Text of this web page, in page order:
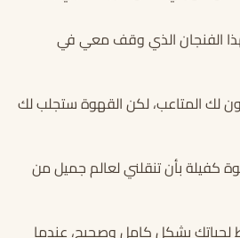
الفنجان الذي وقف معي في
لك المتاعب، لكن القهوة ستجلب لك
كفيلة بأن تنقلني لعالم جميل من
لحياتك بشكل كامل وصحيح، عندما